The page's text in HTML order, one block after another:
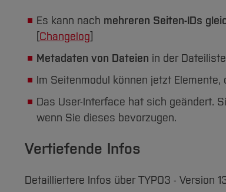
Es kann nach mehreren Seiten-IDs
[Changelog]
Metadaten von Dateien in der
Im Seitenmodul können jetzt
Das User-Interface hat sich geändert.
wenn Sie dieses bevorzugen.
Vertiefende Infos
Detailliertere Infos über TYPO3 - Version